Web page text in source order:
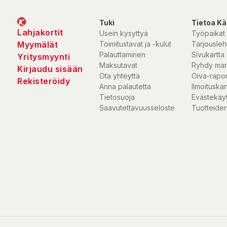
båtar och lastbilar
• Utrustad med 1 eluttag
• Ren sinusvågsutgång - för användning med känslig utrustning
ljud- och videoutrustning
Lahjakortit
Myymälät
Yritysmyynti
Kirjaudu sisään
Rekisteröidy
Tuki
Usein kysyttyä
Toimitustavat ja -kulut
Palauttaminen
Maksutavat
Ota yhteyttä
Anna palautetta
Tietosuoja
Saavutettavuusseloste
Tietoa
Työpaikat
Sivukartta
Ryhdy
Oiva-